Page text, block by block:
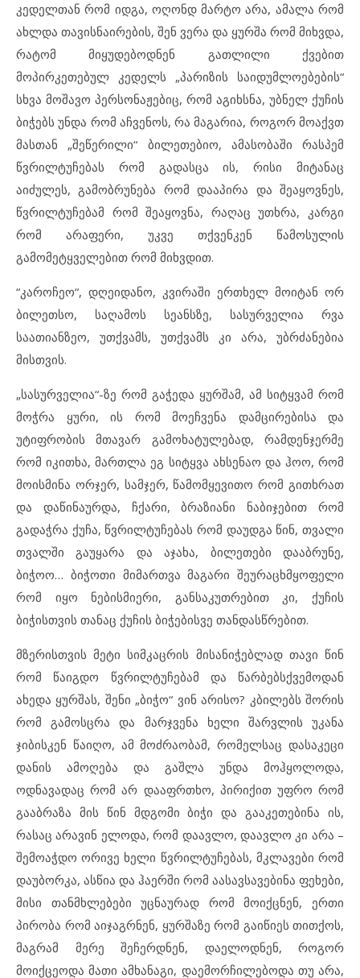
კედელთან რომ იდგა, ოღონდ მარტო არა, ამალა რომ
ახლდა თავისნაირების, შენ ვერა და ყურშა რომ მიხვდა,
რატომ მიყუდებოდნენ გათლილი ქვებით
მოპირკეთებულ კედელს „პარიზის საიდუმლოებების“
სხვა მოშავო პერსონაჟებიც, რომ აგიხსნა, უბნელ ქუჩის
ბიჭებს უნდა რომ აჩვენოს, რა მაგარია, როგორ მოაქვთ
მასთან „შეწერილი“ ბილეთებიო, ამასობაში რასპემ
წვრილტუჩებას რომ გადასცა ის, რისი მიტანაც
აიძულეს, გამობრუნება რომ დააპირა და შეაყოვნეს,
წვრილტუჩებამ რომ შეაყოვნა, რაღაც უთხრა, კარგი
რომ არაფერი, უკვე თქვენკენ წამოსულის
გამომეტყველებით რომ მიხვდით.
“კაროჩეო“, დღეიდანო, კვირაში ერთხელ მოიტან ორ
ბილეთსო, საღამოს სეანსზე, სასურველია რვა
საათიანზეო, უთქვამს, უთქვამს კი არა, უბრძანებია
მისთვის.
„სასურველია“-ზე რომ გაჭედა ყურშამ, ამ სიტყვამ რომ
მოჭრა ყური, ის რომ მოეჩვენა დამცირებისა და
უტიფრობის მთავარ გამოხატულებად, რამდენჯერმე
რომ იკითხა, მართლა ეგ სიტყვა ახსენაო და ჰოო, რომ
მოისმინა ორჯერ, სამჯერ, წამომყევითო რომ გითხრათ
და დაწინაურდა, ჩქარი, ბრაზიანი ნაბიჯებით რომ
გადაჭრა ქუჩა, წვრილტუჩებას რომ დაუდგა წინ, თვალი
თვალში გაუყარა და აჯახა, ბილეთები დააბრუნე,
ბიჭოო… ბიჭოთი მიმართვა მაგარი შეურაცხმყოფელი
რომ იყო ნებისმიერი, განსაკუთრებით კი, ქუჩის
ბიჭისთვის თანაც ქუჩის ბიჭებისვე თანდასწრებით.
მზერისთვის მეტი სიმკაცრის მისანიჭებლად თავი წინ
რომ წაიგდო წვრილტუჩებამ და წარბებსქვემოდან
ახედა ყურშას, შენი „ბიჭო“ ვინ არისო? კბილებს შორის
რომ გამოსცრა და მარჯვენა ხელი შარვლის უკანა
ჯიბისკენ წაიღო, ამ მოძრაობამ, რომელსაც დასაკეცი
დანის ამოღება და გაშლა უნდა მოჰყოლოდა,
ოდნავადაც რომ არ დააფრთხო, პირიქით უფრო რომ
გააბრაზა მის წინ მდგომი ბიჭი და გააკეთებინა ის,
რასაც არავინ ელოდა, რომ დაავლო, დაავლო კი არა –
შემოაჭდო ორივე ხელი წვრილტუჩებას, მკლავები რომ
დაუბორკა, ასწია და ჰაერში რომ აასავსავებინა ფეხები,
მისი თანმხლებები უცნაურად რომ მოიქცნენ, ერთი
პირობა რომ აიჯაგრნენ, ყურშაზე რომ გაიწიეს თითქოს,
მაგრამ მერე შეჩერდნენ, დაელოდნენ, როგორ
მოიქცეოდა მათი ამხანაგი, დაემორჩილებოდა თუ არა,